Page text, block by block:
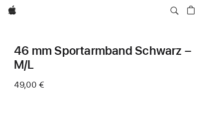
Apple
46 mm Sportarmband Schwarz –
M/L
49,00 €